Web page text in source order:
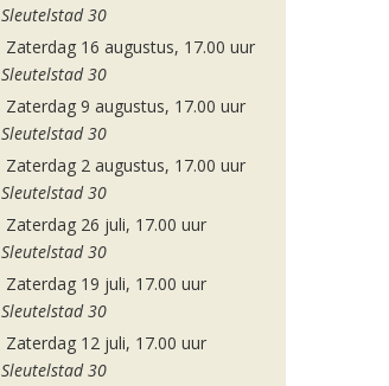
Sleutelstad 30
Zaterdag 16 augustus, 17.00 uur
Sleutelstad 30
Zaterdag 9 augustus, 17.00 uur
Sleutelstad 30
Zaterdag 2 augustus, 17.00 uur
Sleutelstad 30
Zaterdag 26 juli, 17.00 uur
Sleutelstad 30
Zaterdag 19 juli, 17.00 uur
Sleutelstad 30
Zaterdag 12 juli, 17.00 uur
Sleutelstad 30